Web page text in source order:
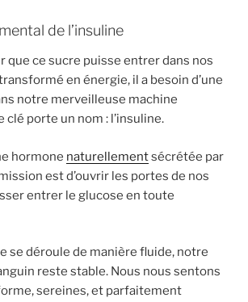
de l’insuline
que ce sucre puisse entrer dans nos
en énergie, il a besoin d’une
notre merveilleuse machine
porte un nom : l’insuline.
hormone naturellementsécrétée par
est d’ouvrir les portes de nos
entrer le glucose en toute
se déroule de manière fluide, notre
reste stable. Nous nous sentons
sereines, et parfaitement